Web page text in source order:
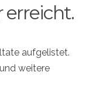
erreicht.
aufgelistet.
weitere